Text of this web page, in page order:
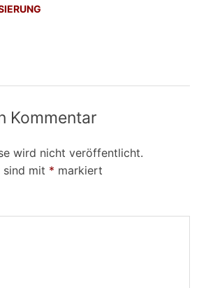
Kommentar
wird nicht veröffentlicht.
sind mit * markiert